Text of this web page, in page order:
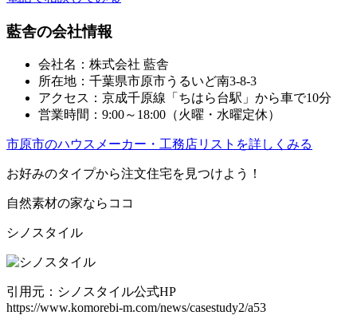
藍舎の会社情報
会社名：株式会社 藍舎
所在地：千葉県市原市うるいど南3-8-3
アクセス：京成千原線「ちはら台駅」から車で10分
営業時間：9:00～18:00（火曜・水曜定休）
市原市のハウスメーカー・工務店リストを詳しくみる
お好みのタイプから注文住宅を見つけよう！
自然素材の家ならココ
シノスタイル
引用元：シノスタイル公式HP
https://www.komorebi-m.com/news/casestudy2/a53